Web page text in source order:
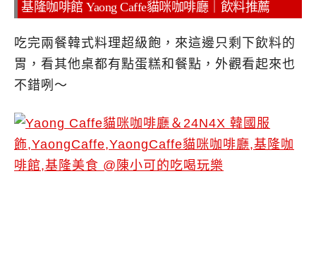
基隆咖啡館 Yaong Caffe貓咪咖啡廳｜飲料推薦
吃完兩餐韓式料理超級飽，來這邊只剩下飲料的
胃，看其他桌都有點蛋糕和餐點，外觀看起來也
不錯咧～